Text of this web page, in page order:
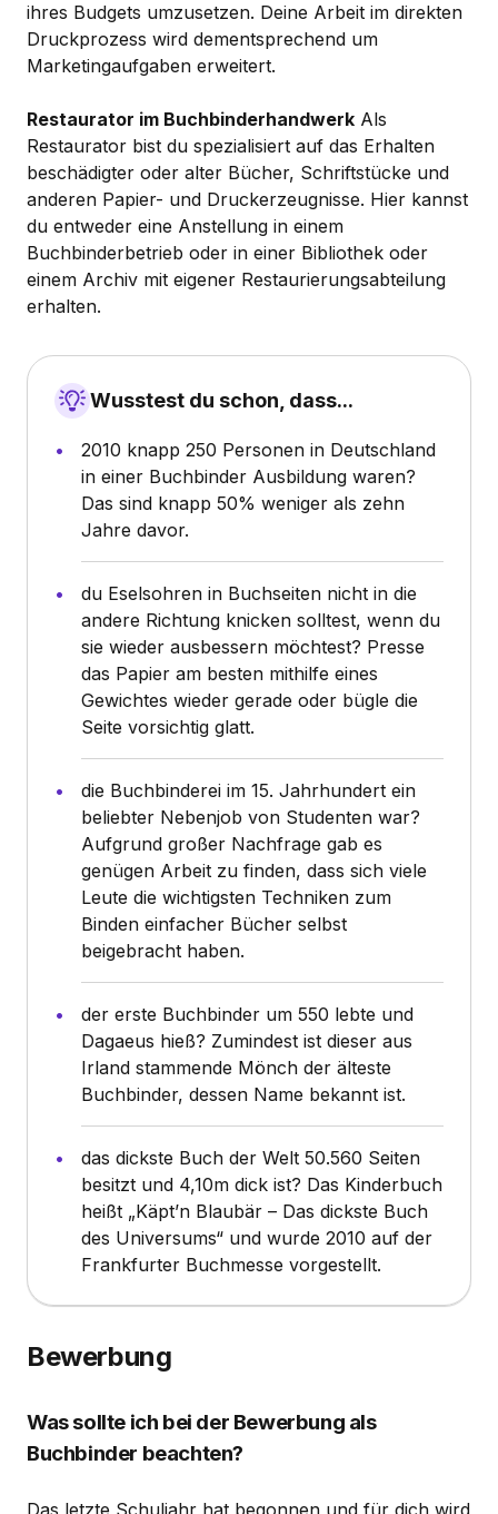
ihres Budgets umzusetzen. Deine Arbeit im direkten
Druckprozess wird dementsprechend um
Marketingaufgaben erweitert.
Restaurator im Buchbinderhandwerk Als
Restaurator bist du spezialisiert auf das Erhalten
beschädigter oder alter Bücher, Schriftstücke und
anderen Papier- und Druckerzeugnisse. Hier kannst
du entweder eine Anstellung in einem
Buchbinderbetrieb oder in einer Bibliothek oder
einem Archiv mit eigener Restaurierungsabteilung
erhalten.
Wusstest du schon, dass...
2010 knapp 250 Personen in Deutschland
in einer Buchbinder Ausbildung waren?
Das sind knapp 50% weniger als zehn
Jahre davor.
du Eselsohren in Buchseiten nicht in die
andere Richtung knicken solltest, wenn du
sie wieder ausbessern möchtest? Presse
das Papier am besten mithilfe eines
Gewichtes wieder gerade oder bügle die
Seite vorsichtig glatt.
die Buchbinderei im 15. Jahrhundert ein
beliebter Nebenjob von Studenten war?
Aufgrund großer Nachfrage gab es
genügen Arbeit zu finden, dass sich viele
Leute die wichtigsten Techniken zum
Binden einfacher Bücher selbst
beigebracht haben.
der erste Buchbinder um 550 lebte und
Dagaeus hieß? Zumindest ist dieser aus
Irland stammende Mönch der älteste
Buchbinder, dessen Name bekannt ist.
das dickste Buch der Welt 50.560 Seiten
besitzt und 4,10m dick ist? Das Kinderbuch
heißt „Käpt’n Blaubär – Das dickste Buch
des Universums“ und wurde 2010 auf der
Frankfurter Buchmesse vorgestellt.
Bewerbung
Was sollte ich bei der Bewerbung als
Buchbinder beachten?